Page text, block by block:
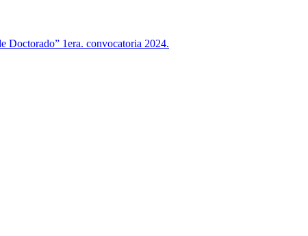
Doctorado” 1era. convocatoria 2024.